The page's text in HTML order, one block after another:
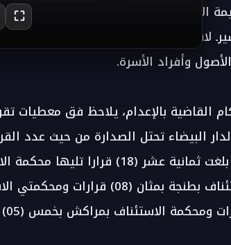
لاسيما إذا تم الأخذ بعين الاعتبار أن
وأفراد الأسرة.
القاضية بالإعدام، يلاحظ فق معطيات
البيضاء تحتل الصدارة من حيث عدد
قرارا، ومحكمة الاستئناف بطنجة
⛶